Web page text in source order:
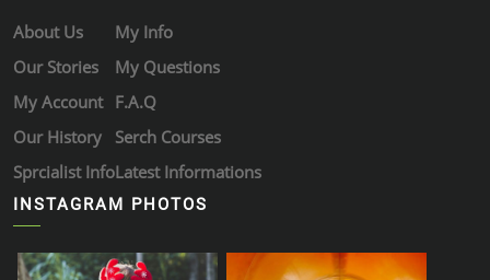
About Us
Our Stories
My Account
Our History
Sprcialist Info
My Info
My Questions
F.A.Q
Serch Courses
Latest Informations
INSTAGRAM PHOTOS